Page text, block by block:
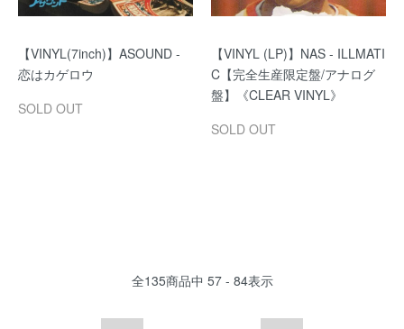
【VINYL(7inch)】ASOUND -
恋はカゲロウ
SOLD OUT
【VINYL (LP)】NAS - ILLMATI
C【完全生産限定盤/アナログ
盤】《CLEAR VINYL》
SOLD OUT
全135商品中 57 - 84表示